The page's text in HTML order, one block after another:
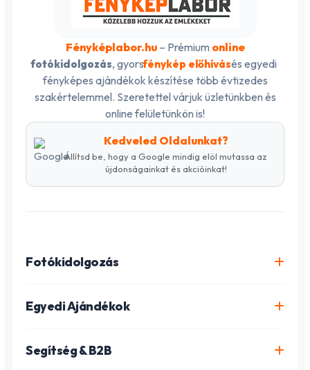
Fényképlabor.hu– Prémium online
fotókidolgozás, gyorsfénykép előhívásés egyedi
fényképes ajándékok készítése több évtizedes
szakértelemmel. Szeretettel várjuk üzletünkben és
online felületünkön is!
Kedveled Oldalunkat?
Állítsd be, hogy a Google mindig elöl mutassa az
újdonságainkat és akcióinkat!
Fotókidolgozás
Igazolványkép készítés
Egyedi Ajándékok
Segítség & B2B